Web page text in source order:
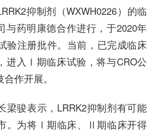
抑制剂（WXWH0226）的临
与药明康德合作进行，于2020年
验注册批件。当前，已完成临床
进入Ⅰ期临床试验，将与CRO公
作开展。
梁骏表示，LRRK2抑制剂有可能
。为将Ⅰ期临床、Ⅱ期临床开得